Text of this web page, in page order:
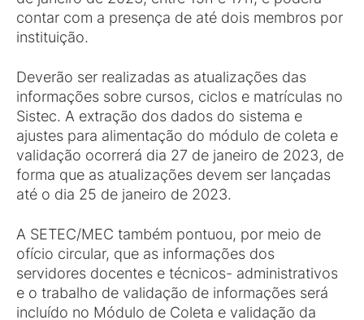
contar com a presença de até dois membros por
instituição.
Deverão ser realizadas as atualizações das
informações sobre cursos, ciclos e matrículas no
Sistec. A extração dos dados do sistema e
ajustes para alimentação do módulo de coleta e
validação ocorrerá dia 27 de janeiro de 2023, de
forma que as atualizações devem ser lançadas
até o dia 25 de janeiro de 2023.
A SETEC/MEC também pontuou, por meio de
ofício circular, que as informações dos
servidores docentes e técnicos- administrativos
e o trabalho de validação de informações será
incluído no Módulo de Coleta e validação da